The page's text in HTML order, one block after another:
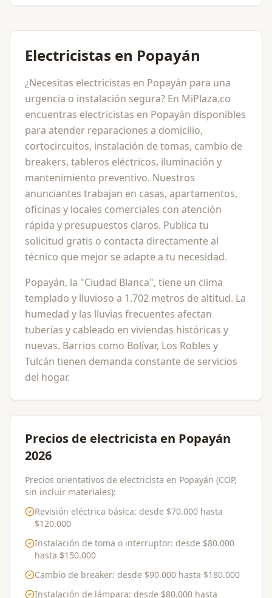
Electricistas en Popayán
¿Necesitas electricistas en Popayán para una
urgencia o instalación segura? En MiPlaza.co
encuentras electricistas en Popayán disponibles
para atender reparaciones a domicilio,
cortocircuitos, instalación de tomas, cambio de
breakers, tableros eléctricos, iluminación y
mantenimiento preventivo. Nuestros
anunciantes trabajan en casas, apartamentos,
oficinas y locales comerciales con atención
rápida y presupuestos claros. Publica tu
solicitud gratis o contacta directamente al
técnico que mejor se adapte a tu necesidad.
Popayán, la "Ciudad Blanca", tiene un clima
templado y lluvioso a 1.702 metros de altitud. La
humedad y las lluvias frecuentes afectan
tuberías y cableado en viviendas históricas y
nuevas. Barrios como Bolívar, Los Robles y
Tulcán tienen demanda constante de servicios
del hogar.
Precios de electricista en Popayán
2026
Precios orientativos de electricista en Popayán (COP,
sin incluir materiales):
Revisión eléctrica básica: desde $70.000 hasta
$120.000
Instalación de toma o interruptor: desde $80.000
hasta $150.000
Cambio de breaker: desde $90.000 hasta $180.000
Instalación de lámpara: desde $80.000 hasta